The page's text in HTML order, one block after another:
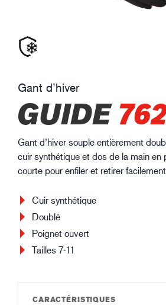
Gant d’hiver
GUIDE
Gant d’hiver souple entièrement
cuir synthétique et dos de la main en
courte pour enfiler et retirer
Cuir synthétique
Doublé
Poignet ouvert
Tailles 7-11
CARACTÉRISTIQUES